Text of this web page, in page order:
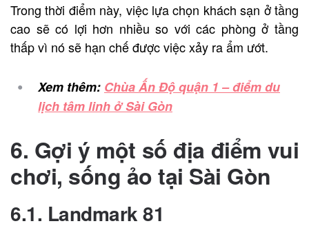
Trong thời điểm này, việc lựa chọn khách sạn ở tầng
cao sẽ có lợi hơn nhiều so với các phòng ở tầng
thấp vì nó sẽ hạn chế được việc xảy ra ẩm ướt.
Xem thêm: Chùa Ấn Độ quận 1 – điểm du
lịch tâm linh ở Sài Gòn
6. Gợi ý một số địa điểm vui
chơi, sống ảo tại Sài Gòn
6.1. Landmark 81